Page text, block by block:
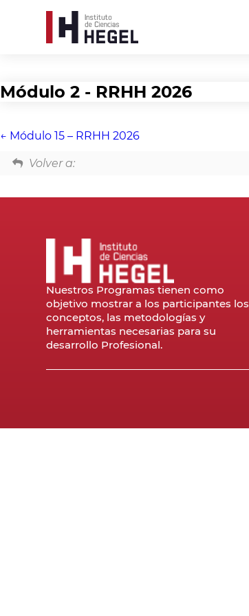
Módulo 2 - RRHH 2026
Módulo 15 – RRHH 2026
Volver a:
Nuestros Programas tienen como
objetivo mostrar a los participantes los
conceptos, las metodologías y
herramientas necesarias para su
desarrollo Profesional.